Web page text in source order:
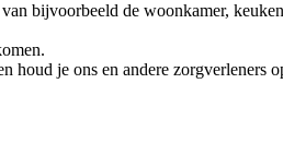
bijvoorbeeld de woonkamer,
houd je ons en andere zorgverleners